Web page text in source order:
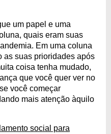
um papel e uma
quais eram suas
Em uma coluna
as suas prioridades após
coisa tenha mudado,
que você quer ver no
você começar
mais atenção àquilo
social para